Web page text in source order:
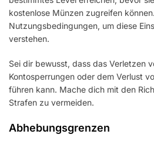
kostenlose Münzen zugreifen
Nutzungsbedingungen, um diese
verstehen.
Sei dir bewusst, dass das Verletzen
Kontosperrungen oder dem Verlust
führen kann. Mache dich mit den
Strafen zu vermeiden.
Abhebungsgrenzen